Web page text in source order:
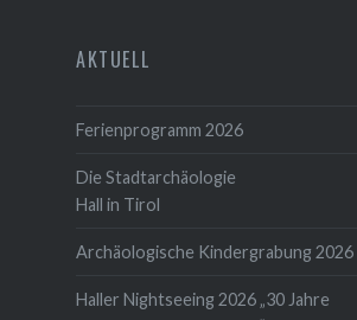
AKTUELL
Ferienprogramm 2026
Die Stadtarchäologie
Hall in Tirol
Archäologische Kindergrabung 2026
Haller Nightseeing 2026 „30 Jahre